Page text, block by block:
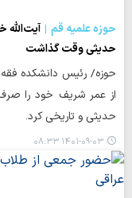
حوزه علمیه قم
حدیثی وقت گذاشت
حوزه/ رئیس دانشکده
از عمر شریف خود را
حدیثی و تاریخی کرد.
۱۴۰۱-۰۹-۰۳ ۰۸:۳۳